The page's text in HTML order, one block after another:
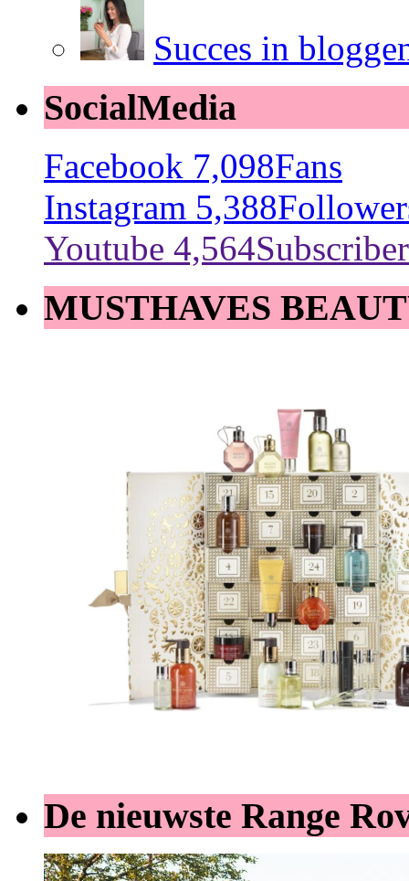
Succes in
SocialMedia
Facebook 7,098Fans
Instagram 5,388
Youtube 4,564Subscriber
MUSTHAVES
De nieuwste Range